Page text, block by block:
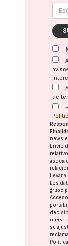
de
Envío
llevar
Los
grupo
se